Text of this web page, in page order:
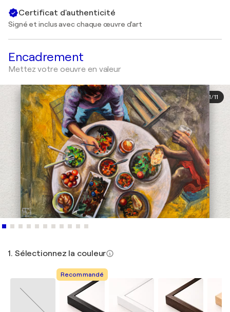
Certificat d'authenticité
Signé et inclus avec chaque œuvre d'art
Encadrement
Mettez votre oeuvre en valeur
1/11
1. Sélectionnez la couleur
Recommandé